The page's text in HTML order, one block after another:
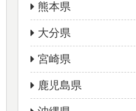
熊本県
大分県
宮崎県
鹿児島県